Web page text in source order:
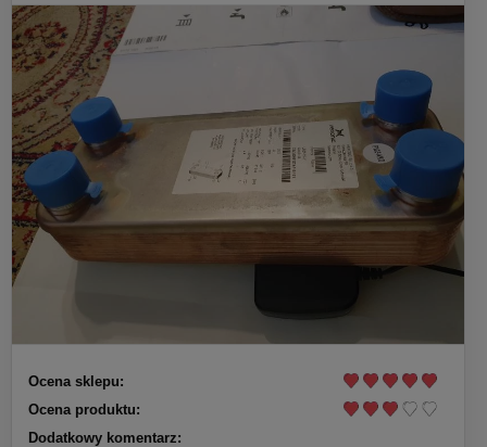
Ocena sklepu:
Ocena produktu:
Dodatkowy komentarz: